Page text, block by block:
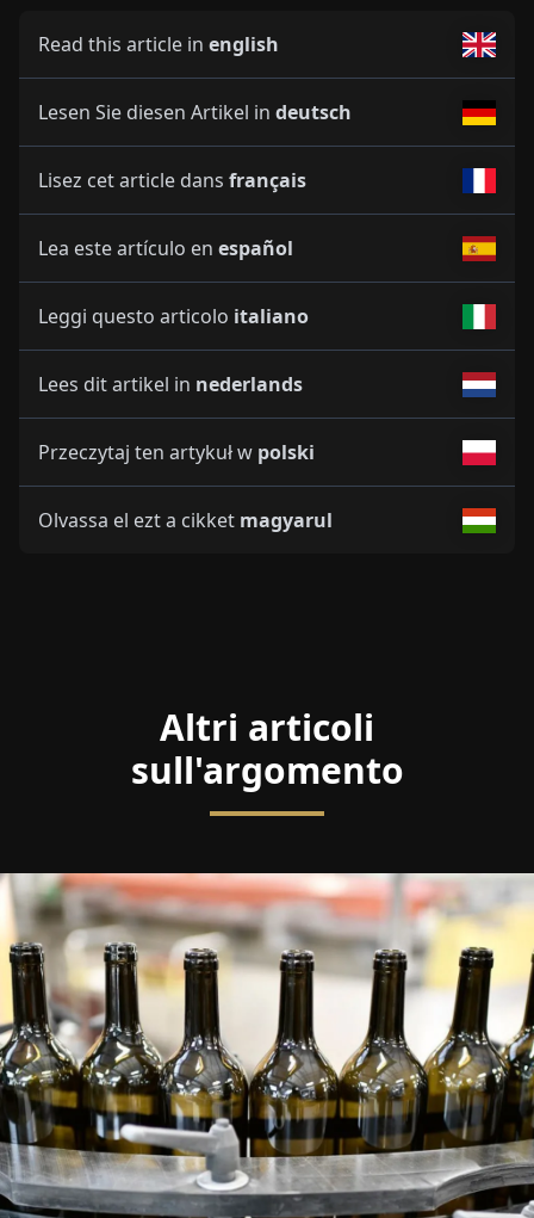
Read this article in english
Lesen Sie diesen Artikel in deutsch
Lisez cet article dans français
Lea este artículo en español
Leggi questo articolo italiano
Lees dit artikel in nederlands
Przeczytaj ten artykuł w polski
Olvassa el ezt a cikket magyarul
Altri articoli
sull'argomento